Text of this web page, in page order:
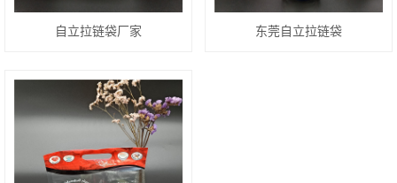
自立拉链袋厂家 东莞自立拉链袋